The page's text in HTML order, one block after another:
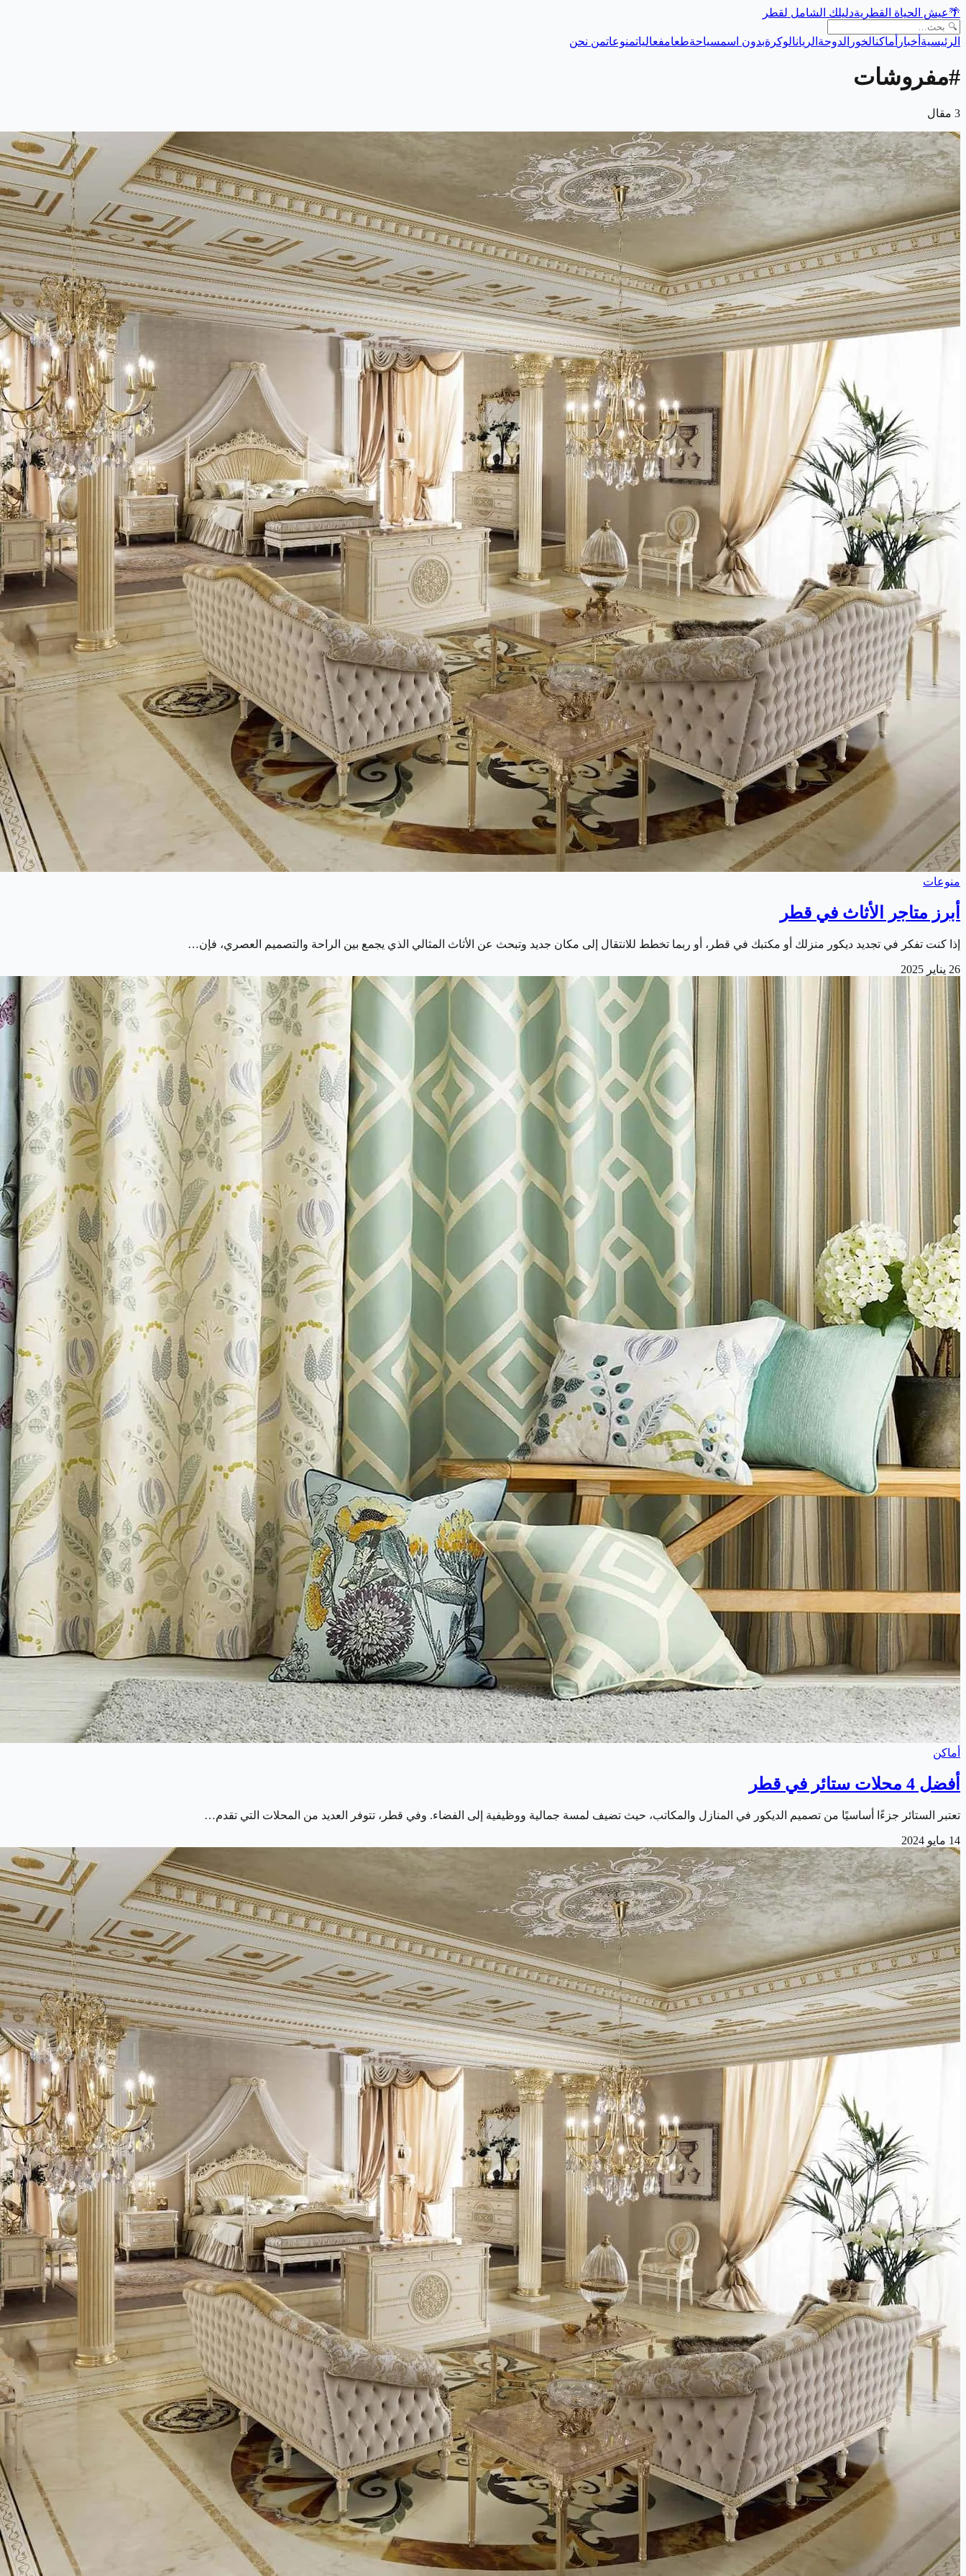
🌴عيش الحياة القطريةدليلك الشامل لقطر
الرئيسية أخبار أماكنالخور الدوحة الريانالوكرةبدون اسمسياحةطعامفعالياتمنوعاتمن نحن
#مفروشات
3 مقال
منوعات
أبرز متاجر الأثاث في قطر
إذا كنت تفكر في تجديد ديكور منزلك أو مكتبك في قطر، أو ربما تخطط للانتقال إلى مكان جديد وتبحث عن الأثاث المثالي الذي يجمع بين الراحة والتصميم العصري، فإن…
26 يناير 2025
أماكن
أفضل 4 محلات ستائر في قطر
تعتبر الستائر جزءًا أساسيًا من تصميم الديكور في المنازل والمكاتب، حيث تضيف لمسة جمالية ووظيفية إلى الفضاء. وفي قطر، تتوفر العديد من المحلات التي تقدم…
14 مايو 2024